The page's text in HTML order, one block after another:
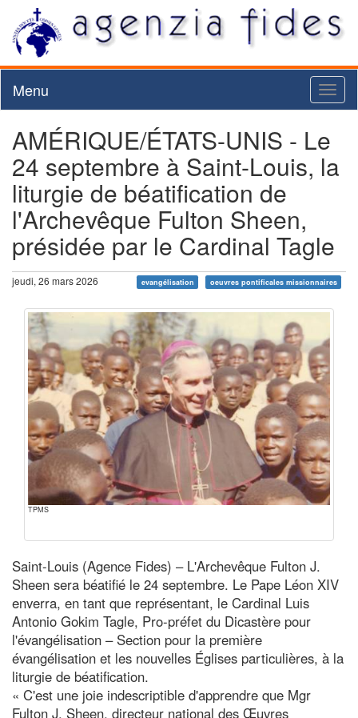
Menu
AMÉRIQUE/ÉTATS-UNIS - Le
24 septembre à Saint-Louis, la
liturgie de béatification de
l'Archevêque Fulton Sheen,
présidée par le Cardinal Tagle
jeudi, 26 mars 2026 evangélisation oeuvres pontificales missionnaires
TPMS
Saint-Louis (Agence Fides) – L'Archevêque Fulton J.
Sheen sera béatifié le 24 septembre. Le Pape Léon XIV
enverra, en tant que représentant, le Cardinal Luis
Antonio Gokim Tagle, Pro-préfet du Dicastère pour
l'évangélisation – Section pour la première
évangélisation et les nouvelles Églises particulières, à la
liturgie de béatification.
« C'est une joie indescriptible d'apprendre que Mgr
Fulton J. Sheen, directeur national des Œuvres